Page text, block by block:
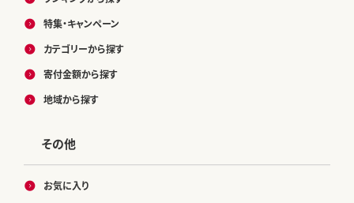
特集・キャンペーン
カテゴリーから探す
寄付金額から探す
地域から探す
その他
お気に入り